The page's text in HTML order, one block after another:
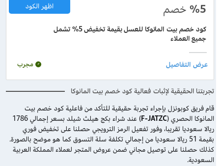
%5 خصم
كود خصم بيت المانوكا للعسل بقيمة تخفيض 5% تشمل
جميع العملاء
اظهر الكود
مجرب
تجربتنا الحقيقية لإثبات فعالية كود خصم بيت المانوكا
قام فريق كوبونزل بإجراء تجربة حقيقية للتأكد من فاعلية كود خصم بيت
المانوكا الحصري (F-JATZC
) عند شراء بكج هيلث شيلد بسعر إجمالي 1786
ريالا سعوديا تقريبا، وفور تفعيل الرمز الترويجي حصلنا على تخفيض فوري
بقيمة 51 ريالا سعوديا من إجمالي تكلفة سلة التسوق كما هو موضح بالصورة.
كذلك حصلنا على توصيل مجاني ضمن عروض المتجر لعملاء المملكة العربية
السعودية.